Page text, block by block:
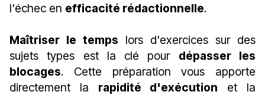
l'échec en efficacité rédactionnelle.
Maîtriser le temps lors d'exercices sur des
sujets types est la clé pour dépasser les
blocages. Cette préparation vous apporte
directement la rapidité d'exécution et la